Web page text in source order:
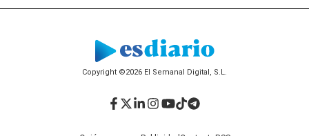
Copyright ©2026 El Semanal Digital, S.L.
Facebook
Twitter
LinkedIn
Instagram
YouTube
TikTok
Telegram